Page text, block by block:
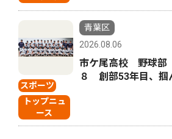
スポーツ
トップニュ
ース
青葉区
2026.08.06
市ケ尾高校 野球部
８ 創部53年目、掴